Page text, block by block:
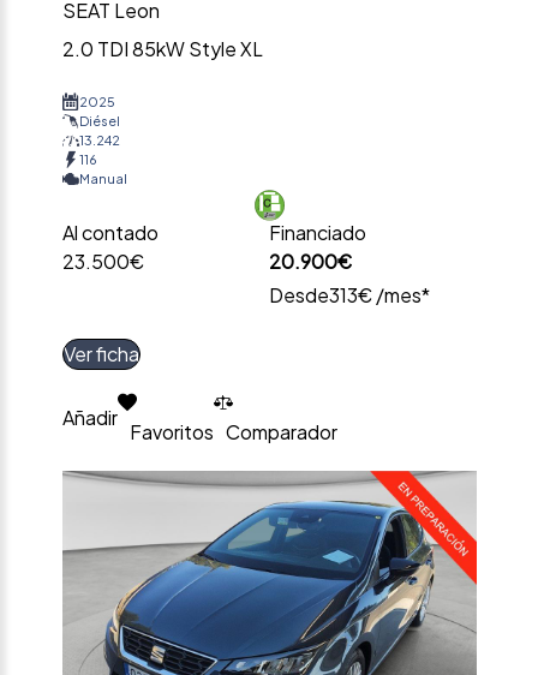
SEAT Leon
2.0 TDI 85kW Style XL
2025
Diésel
13.242
116
Manual
Al contado
23.500€
Financiado
20.900€
Desde313€ /mes*
Ver ficha
Añadir
Favoritos Comparador